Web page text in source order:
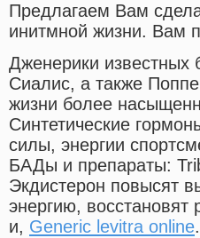
Предлагаем Вам
инитмной жизни. Вам
Дженерики известных
Сиалис, а также
жизни более
Синтетические
силы, энергии
БАДы и препараты:
Экдистерон повысят
энергию, восстановят
и, Generic levitra online.